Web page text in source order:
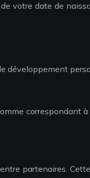
votre date de
développement
partenaires.